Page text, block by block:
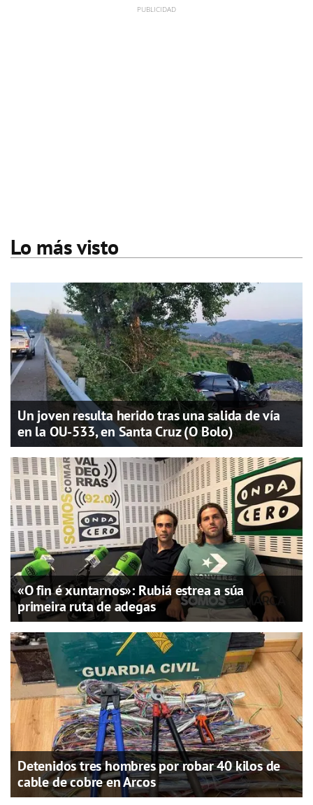
Lo más visto
Un joven resulta herido tras una salida de vía
en la OU-533, en Santa Cruz (O Bolo)
«O fin é xuntarnos»: Rubiá estrea a súa
primeira ruta de adegas
Detenidos tres hombres por robar 40 kilos de
cable de cobre en Arcos